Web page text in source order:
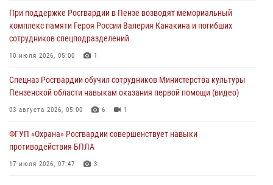
04 августа 2026, 07:05 4
В Управлении Росгвардии по Пензенской области подвели итоги
работы за первое полугодие 2026 года
При поддержке Росгвардии в Пензе возводят мемориальный
комплекс памяти Героя России Валерия Канакина и погибших
сотрудников спецподразделений
10 июля 2026, 05:00 1
Спецназ Росгвардии обучил сотрудников Министерства культуры
Пензенской области навыкам оказания первой помощи (видео)
03 августа 2026, 05:00 6 1
ФГУП «Охрана» Росгвардии совершенствует навыки
противодействия БПЛА
17 июля 2026, 07:47 3